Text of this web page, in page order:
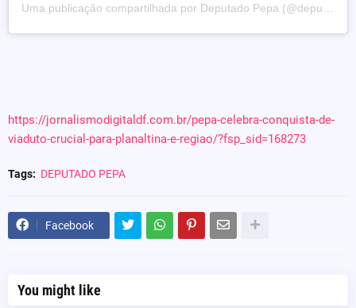
https://jornalismodigitaldf.com.br/pepa-celebra-conquista-de-
viaduto-crucial-para-planaltina-e-regiao/?fsp_sid=168273
Tags: DEPUTADO PEPA
Facebook
You might like